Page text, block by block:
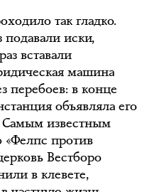
так гладко.
иски,
вставали
машина
перебоев: в конце
объявляла его
известным
«Фелпс против
Вестборо
в клевете,